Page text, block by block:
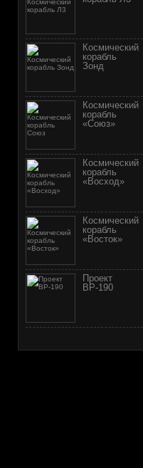
Космический
корабль
Зонд
Космический
корабль
«Союз»
Космический
корабль
«Восход»
Космический
корабль
«Восток»
Проект
ВР-190